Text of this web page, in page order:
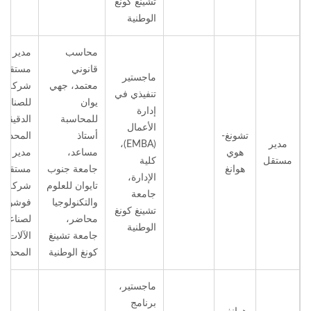
الوطنية
مدير
مستقل
تشونغ-
هوي
هوانغ
ماجستير
تنفيذي في
إدارة
الأعمال
(EMBA)،
كلية
الإدارة،
جامعة
تشينغ كونغ
الوطنية
محاسب
قانوني
معتمد، جهي
يوان
للمحاسبة
أستاذ
مساعد،
جامعة جنوب
تايوان للعلوم
والتكنولوجيا
محاضر،
جامعة تشينغ
كونغ الوطنية
مدير
شركة
الدقيقة
مدير
شركة
لصناعة
الآلات
ماجستير،
برنامج